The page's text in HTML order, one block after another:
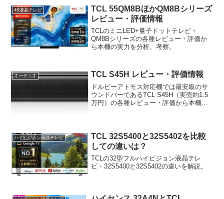
4K液晶テレビ
TCL 55QM8BほかQM8Bシリーズ
レビュー・評価情報
TCLのミニLED+量子ドットテレビ・
QM8Bシリーズの各種レビュー・評価か
ら本機の実力を分析、考察。
オーディオ TCL S45H レビュー・評価情報
ドルビーアトモス対応機では最安級のサ
ウンドバーであるTCL S45H（実売約1.5
万円）の各種レビュー・評価から本機の
ハイビジョン液晶テレビ
TCL 32S5400と32S5402を比較
しての違いは？
TCLの32型フルハイビジョン液晶テレ
ビ・32S5400と32S5402の違いを解説。